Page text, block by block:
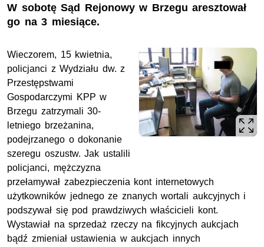
W sobotę Sąd Rejonowy w Brzegu aresztował
go na 3 miesiące.
Wieczorem, 15 kwietnia,
policjanci z Wydziału dw. z
Przestępstwami
Gospodarczymi KPP w
Brzegu zatrzymali 30-
letniego brzeżanina,
podejrzanego o dokonanie
szeregu oszustw. Jak ustalili
policjanci, mężczyzna
przełamywał zabezpieczenia kont internetowych
użytkowników jednego ze znanych wortali aukcyjnych i
podszywał się pod prawdziwych właścicieli kont.
Wystawiał na sprzedaż rzeczy na fikcyjnych aukcjach
bądź zmieniał ustawienia w aukcjach innych